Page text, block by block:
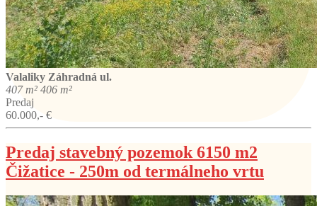
Valaliky Záhradná ul.
407 m² 406 m²
Predaj
60.000,- €
Predaj stavebný pozemok 6150 m2
Čižatice - 250m od termálneho vrtu